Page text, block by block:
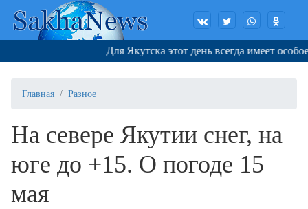
Для Якутска этот день всегда имеет особое
Главная Разное
На севере Якутии снег, на
юге до +15. О погоде 15
мая